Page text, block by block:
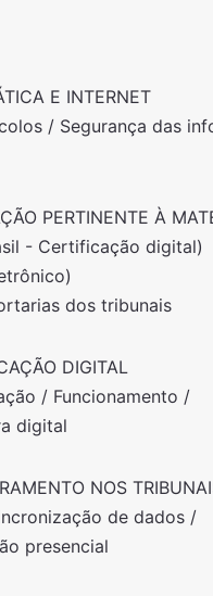
E INTERNET
/ Segurança das
PERTINENTE À
- Certificação digital)
dos tribunais
DIGITAL
/ Funcionamento /
digital
NOS
de dados /
presencial